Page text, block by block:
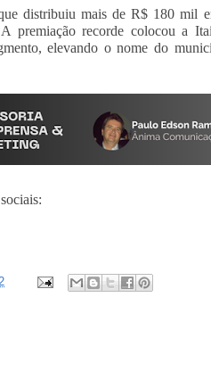
distribuiu mais de R$ 180 mil
premiação recorde colocou a
elevando o nome do